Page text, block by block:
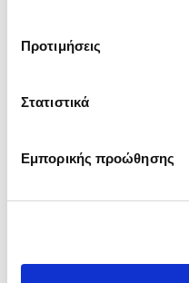
Προτιμήσεις
Στατιστικά
Εμπορικής προώθησης
Ποσότητα:
To κομοδίνο
Διατίθεται με